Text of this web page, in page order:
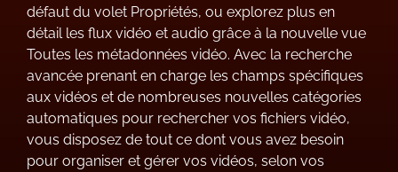
défaut du volet Propriétés, ou explorez plus en
détail les flux vidéo et audio grâce à la nouvelle vue
Toutes les métadonnées vidéo. Avec la recherche
avancée prenant en charge les champs spécifiques
aux vidéos et de nombreuses nouvelles catégories
automatiques pour rechercher vos fichiers vidéo,
vous disposez de tout ce dont vous avez besoin
pour organiser et gérer vos vidéos, selon vos